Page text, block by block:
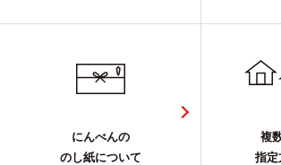
にんべんの
のし紙について
複
指定